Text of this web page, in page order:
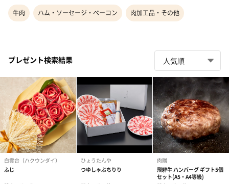
牛肉 ハム・ソーセージ・ベーコン 肉加工品・その他
プレゼント検索結果